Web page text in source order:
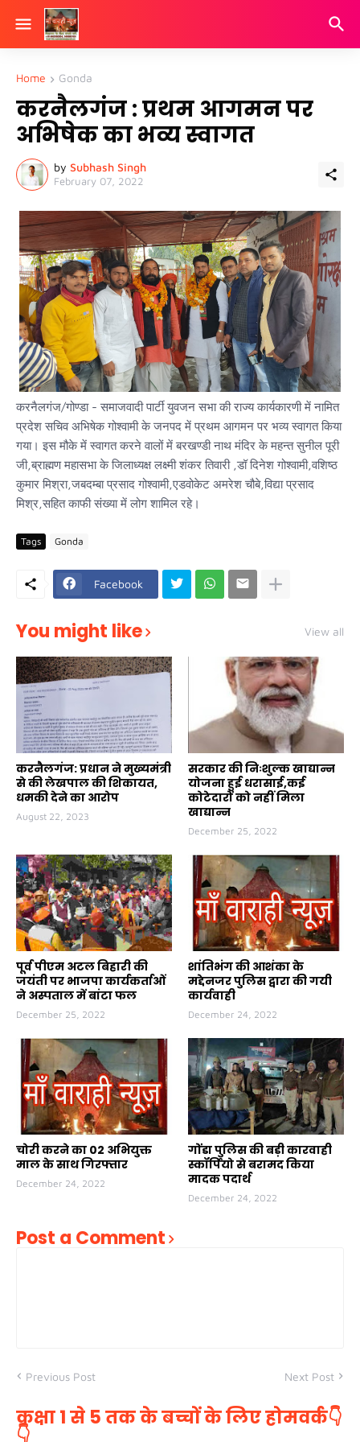
Home Gonda
करनैलगंज : प्रथम आगमन पर
अभिषेक का भव्य स्वागत
by Subhash Singh
February 07, 2022
करनैलगंज/गोण्डा - समाजवादी पार्टी युवजन सभा की राज्य कार्यकारणी में नामित
प्रदेश सचिव अभिषेक गोश्वामी के जनपद में प्रथम आगमन पर भव्य स्वागत किया
गया। इस मौके में स्वागत करने वालों में बरखण्डी नाथ मंदिर के महन्त सुनील पूरी
जी,ब्राह्मण महासभा के जिलाध्यक्ष लक्ष्मी शंकर तिवारी ,डॉ दिनेश गोश्वामी,वशिष्ठ
कुमार मिश्रा,जबदम्बा प्रसाद गोश्वामी,एडवोकेट अमरेश चौबे,विद्या प्रसाद
मिश्र,सहित काफी संख्या में लोग शामिल रहे।
Tags Gonda
Facebook
You might like View all
करनैलगंज: प्रधान ने मुख्यमंत्री
से की लेखपाल की शिकायत,
धमकी देने का आरोप
August 22, 2023
सरकार की निःशुल्क खाद्यान्न
योजना हुई धरासाई,कई
कोटेदारों को नहीं मिला
खाद्यान्न
December 25, 2022
पूर्व पीएम अटल बिहारी की
जयंती पर भाजपा कार्यकर्ताओं
ने अस्पताल में बांटा फल
December 25, 2022
शांतिभंग की आशंका के
मद्देनजर पुलिस द्वारा की गयी
कार्यवाही
December 24, 2022
चोरी करने का 02 अभियुक्त
माल के साथ गिरफ्तार
December 24, 2022
गोंडा पुलिस की बड़ी कारवाही
स्कॉर्पियो से बरामद किया
मादक पदार्थ
December 24, 2022
Post a Comment
Previous Post Next Post
कक्षा 1 से 5 तक के बच्चों के लिए होमवर्क👇
👇